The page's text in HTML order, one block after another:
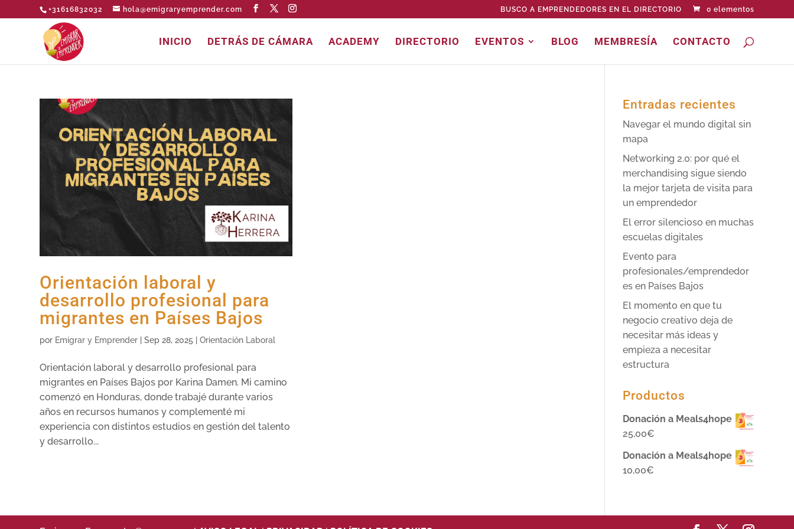
+31616832032 hola@emigraryemprender.com BUSCO A EMPRENDEDORES EN EL DIRECTORIO 0 elementos
INICIO DETRÁS DE CÁMARA ACADEMY DIRECTORIO EVENTOS BLOG MEMBRESÍA CONTACTO
Orientación laboral y
desarrollo profesional para
migrantes en Países Bajos
por Emigrar y Emprender |Sep 28, 2025 |Orientación Laboral
Orientación laboral y desarrollo profesional para
migrantes en Países Bajos por Karina Damen. Mi camino
comenzó en Honduras, donde trabajé durante varios
años en recursos humanos y complementé mi
experiencia con distintos estudios en gestión del talento
y desarrollo...
Entradas recientes
Navegar el mundo digital sin
mapa
Networking 2.0: por qué el
merchandising sigue siendo
la mejor tarjeta de visita para
un emprendedor
El error silencioso en muchas
escuelas digitales
Evento para
profesionales/emprendedor
es en Países Bajos
El momento en que tu
negocio creativo deja de
necesitar más ideas y
empieza a necesitar
estructura
Productos
Donación a Meals4hope
25,00€
Donación a Meals4hope
10,00€